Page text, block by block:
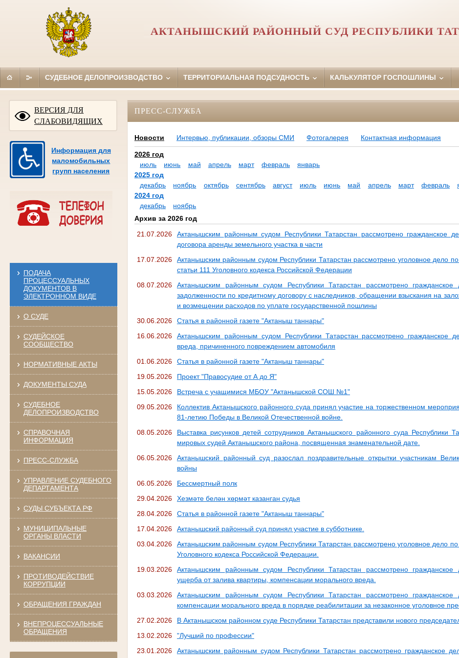
АКТАНЫШСКИЙ РАЙОННЫЙ СУД РЕСПУБЛИКИ
СУДЕБНОЕ ДЕЛОПРОИЗВОДСТВО ТЕРРИТОРИАЛЬНАЯ ПОДСУДНОСТЬ КАЛЬКУЛЯТОР ГОСПОШЛИНЫ
ВЕРСИЯ ДЛЯ
СЛАБОВИДЯЩИХ
Информация для
маломобильных
групп населения
ПОДАЧА
ПРОЦЕССУАЛЬНЫХ
ДОКУМЕНТОВ В
ЭЛЕКТРОННОМ ВИДЕ
О СУДЕ
СУДЕЙСКОЕ
СООБЩЕСТВО
НОРМАТИВНЫЕ АКТЫ
ДОКУМЕНТЫ СУДА
СУДЕБНОЕ
ДЕЛОПРОИЗВОДСТВО
СПРАВОЧНАЯ
ИНФОРМАЦИЯ
ПРЕСС-СЛУЖБА
УПРАВЛЕНИЕ СУДЕБНОГО
ДЕПАРТАМЕНТА
СУДЫ СУБЪЕКТА РФ
МУНИЦИПАЛЬНЫЕ
ОРГАНЫ ВЛАСТИ
ВАКАНСИИ
ПРОТИВОДЕЙСТВИЕ
КОРРУПЦИИ
ОБРАЩЕНИЯ ГРАЖДАН
ВНЕПРОЦЕССУАЛЬНЫЕ
ОБРАЩЕНИЯ
ПРЕСС-СЛУЖБА
Новости Интервью, публикации, обзоры СМИ Фотогалерея Контактная информация
2026 год
июль
июнь май апрель март февраль
январь
2025 год
декабрь
ноябрь октябрь сентябрь август июль июнь май апрель март февраль
2024 год
декабрь
ноябрь
Архив за 2026 год
21.07.2026
Актанышским районным судом Республики Татарстан рассмотрено гражданское
договора аренды земельного участка в части
17.07.2026
Актанышским районным судом Республики Татарстан рассмотрено уголовное дело по
статьи 111 Уголовного кодекса Российской Федерации
08.07.2026
Актанышским районным судом Республики Татарстан рассмотрено гражданское
задолженности по кредитному договору с наследников, обращении взыскания на
и возмещении расходов по уплате государственной пошлины
30.06.2026
Статья в районной газете "Актаныш таннары"
16.06.2026
Актанышским районным судом Республики Татарстан рассмотрено гражданское
вреда, причиненного повреждением автомобиля
01.06.2026
Статья в районной газете "Актаныш таннары"
19.05.2026
Проект "Правосудие от А до Я"
15.05.2026
Встреча с учащимися МБОУ "Актанышской СОШ №1"
09.05.2026
Коллектив Актанышского районного суда принял участие на торжественном
81-летию Победы в Великой Отечественной войне.
08.05.2026
Выставка рисунков детей сотрудников Актанышского районного суда Республики
мировых судей Актанышского района, посвященная знаменательной дате.
06.05.2026
Актанышский районный суд разослал поздравительные открытки участникам
войны
06.05.2026
Бессмертный полк
29.04.2026
Хезмәте белән хөрмәт казанган судья
28.04.2026
Статья в районной газете "Актаныш таннары"
17.04.2026
Актанышский районный суд принял участие в субботнике.
03.04.2026
Актанышским районным судом Республики Татарстан рассмотрено уголовное дело по
Уголовного кодекса Российской Федерации.
19.03.2026
Актанышским районным судом Республики Татарстан рассмотрено гражданское
ущерба от залива квартиры, компенсации морального вреда.
03.03.2026
Актанышским районным судом Республики Татарстан рассмотрено гражданское
компенсации морального вреда в порядке реабилитации за незаконное уголовное
27.02.2026
В Актанышском районном суде Республики Татарстан представили нового
13.02.2026
"Лучший по профессии"
23.01.2026
Актанышским районным судом Республики Татарстан рассмотрено гражданское